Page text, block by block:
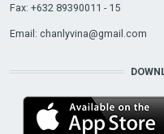
Fax: +632 89390011 - 15
Email: chanlyvina@gmail.com